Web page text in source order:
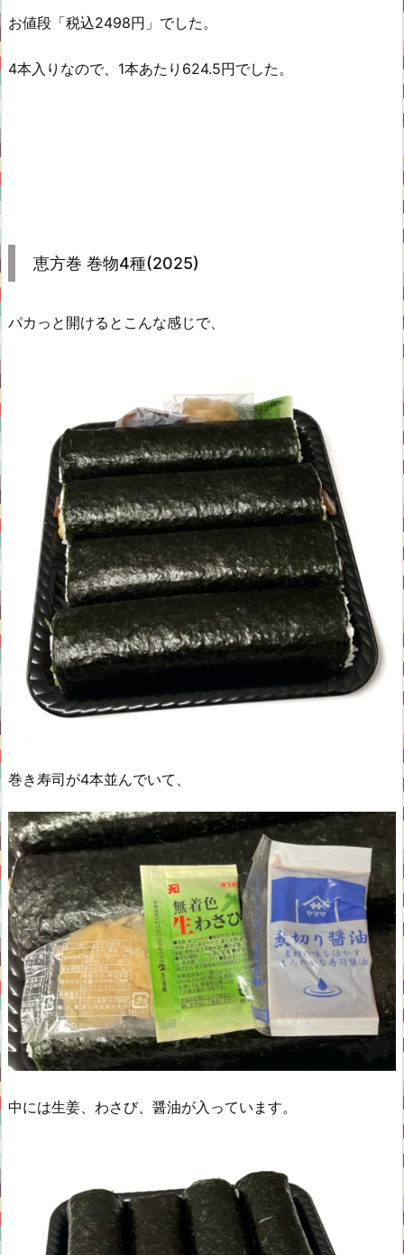
お値段「税込2498円」でした。
4本入りなので、1本あたり624.5円でした。
恵方巻 巻物4種(2025)
パカっと開けるとこんな感じで、
巻き寿司が4本並んでいて、
中には生姜、わさび、醤油が入っています。